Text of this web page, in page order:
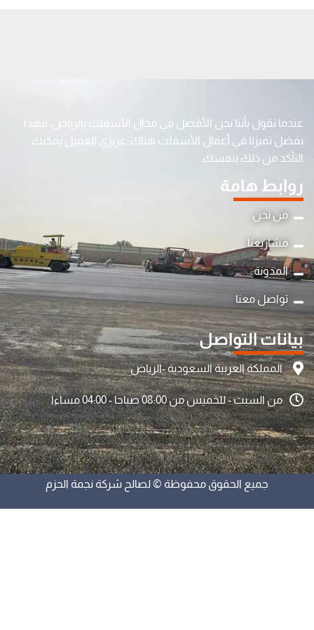
عندما نقول بأننا نحن الأفضل في مجال الأسفلت بالرياض، فهذا
بفضل تميزنا في أعمال الأسفلت هناك. عزيزي العميل يمكنك
التأكد من ذلك بنفسك.
روابط هامة
من نحن
مشاريعنا
المدونة
تواصل معنا
بيانات التواصل
المملكة العربية السعودية -الرياض
من السبت - للخميس من 08:00 صباحا - 04:00 مساءا
جميع الحقوق محفوظة © لصالح شركة نجمة الحزم